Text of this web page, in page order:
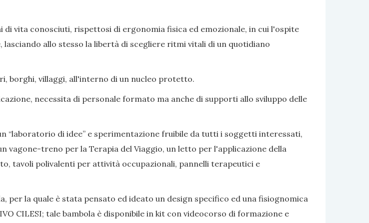
vita conosciuti, rispettosi di ergonomia fisica ed emozionale, in cui l'ospite
allo stesso la libertà di scegliere ritmi vitali di un quotidiano
borghi, villaggi, all'interno di un nucleo protetto.
necessita di personale formato ma anche di supporti allo sviluppo delle
“laboratorio di idee” e sperimentazione fruibile da tutti i soggetti interessati,
vagone-treno per la Terapia del Viaggio, un letto per l'applicazione della
tavoli polivalenti per attività occupazionali, pannelli terapeutici e
per la quale è stata pensato ed ideato un design specifico ed una fisiognomica
CILESI; tale bambola è disponibile in kit con videocorso di formazione e